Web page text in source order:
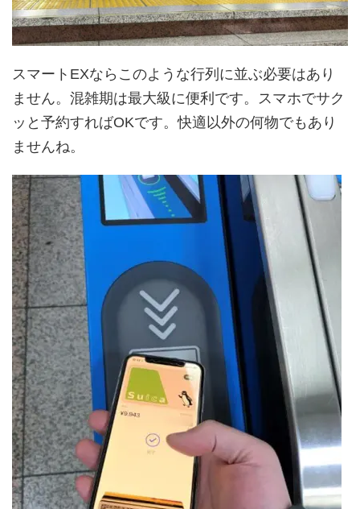
スマートEXならこのような行列に並ぶ必要はあり
ません。混雑期は最大級に便利です。スマホでサク
ッと予約すればOKです。快適以外の何物でもあり
ませんね。